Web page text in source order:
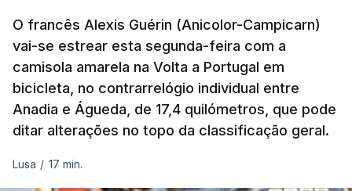
O francês Alexis Guérin (Anicolor-Campicarn)
vai-se estrear esta segunda-feira com a
camisola amarela na Volta a Portugal em
bicicleta, no contrarrelógio individual entre
Anadia e Águeda, de 17,4 quilómetros, que pode
ditar alterações no topo da classificação geral.
Lusa / 17 min.